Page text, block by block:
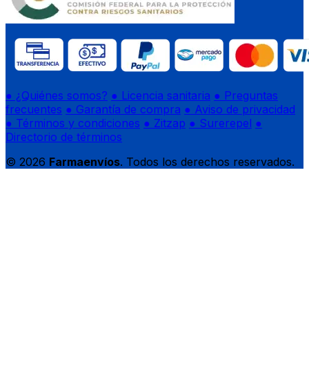
● ¿Quiénes somos? ● Licencia sanitaria ● Preguntas
frecuentes ● Garantía de compra ● Aviso de privacidad
● Términos y condiciones ● Zitzap ● Surerepel ●
Directorio de términos
© 2026 Farmaenvíos. Todos los derechos reservados.